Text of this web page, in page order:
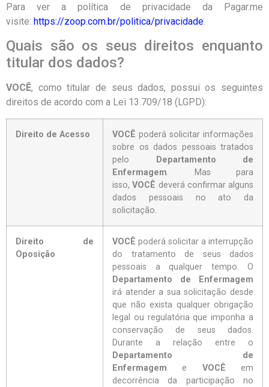
Para ver a política de privacidade da Pagar.me
visite: https://zoop.com.br/politica/privacidade.
Quais são os seus direitos enquanto
titular dos dados?
VOCÊ, como titular de seus dados, possui os seguintes
direitos de acordo com a Lei 13.709/18 (LGPD):
Direito de Acesso VOCÊ poderá solicitar informações
sobre os dados pessoais tratados
pelo
Departamento de
Enfermagem. Mas para
isso,VOCÊ deverá confirmar alguns
dados pessoais no ato da
solicitação.
Direito de
Oposição
VOCÊ poderá solicitar a interrupção
do tratamento de seus dados
pessoais a qualquer tempo. O
Departamento de Enfermagem
irá atender a sua solicitação desde
que não exista qualquer obrigação
legal ou regulatória que imponha a
conservação de seus dados.
Durante a relação entre o
Departamento de
Enfermagem e VOCÊ em
decorrência da participação no